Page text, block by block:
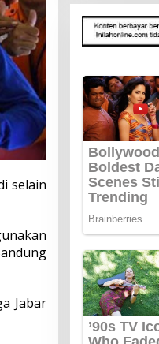
selain
Jabar